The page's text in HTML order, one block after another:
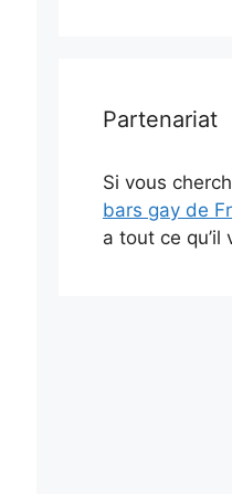
Partenariat
Si vous
bars gay de
a tout ce qu’il